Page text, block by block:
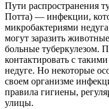
Пути распространения
Потта) — инфекции,
микробактериями
могут заразить
больные туберкулезом.
контактировать с
недуге. Но некоторые
своем организме
правила гигиены,
улицы.